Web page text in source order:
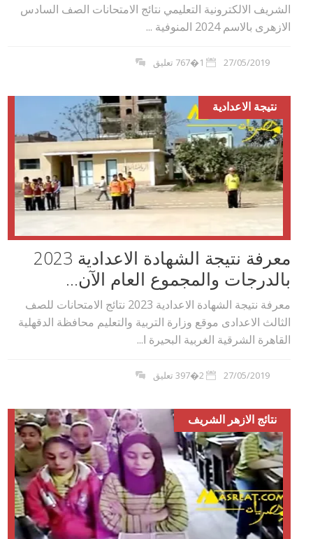
الشريف الالكترونية التعليمي نتائج الامتحانات الصف السادس
الازهرى بالاسم 2024 المنوفية ...
27/05/2019 1�767 تعليق
نتيجة الاعدادية
معرفة نتيجة الشهادة الاعدادية 2023
بالدرجات والمجموع العام الآن...
معرفة نتيجة الشهادة الاعدادية 2023 نتائج الامتحانات للصف
الثالث الاعدادى موقع وزارة التربية والتعليم محافظة الدقهلية
القاهرة الشرقية الغربية البحيرة ا...
27/05/2019 2�397 تعليق
نتائج الازهر الشريف